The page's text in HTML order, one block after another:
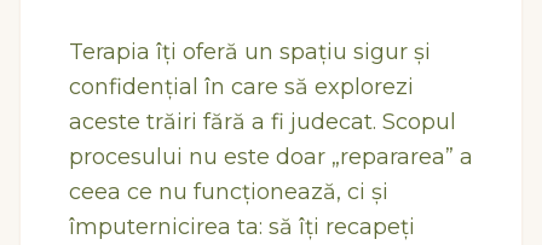
Terapia îți oferă un spațiu sigur și
confidențial în care să explorezi
aceste trăiri fără a fi judecat. Scopul
procesului nu este doar „repararea” a
ceea ce nu funcționează, ci și
împuternicirea ta: să îți recapeți